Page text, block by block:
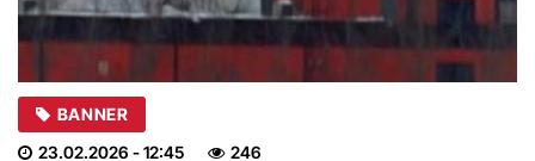
BANNER
23.02.2026 - 12:45 246